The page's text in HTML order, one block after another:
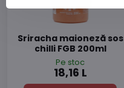
Sriracha maioneză sos
chilli FGB 200ml
Pe stoc
18,16 L